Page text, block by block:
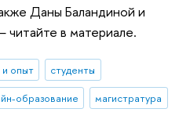
Даны Баландиной и
читайте в материале.
и опыт
студенты
образование магистратура